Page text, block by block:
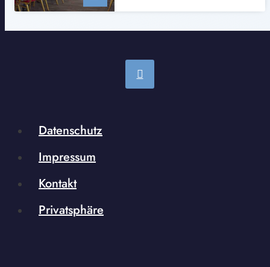
Datenschutz
Impressum
Kontakt
Privatsphäre